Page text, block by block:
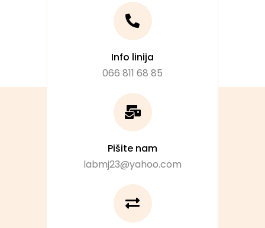
Info linija
066 811 68 85
Pišite nam
labmj23@yahoo.com